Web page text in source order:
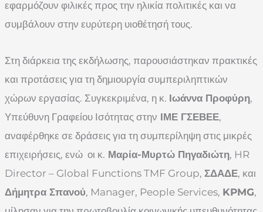
εφαρμόζουν φιλικές προς την ηλικία πολιτικές και να
συμβάλουν στην ευρύτερη υιοθέτησή τους.
Στη διάρκεια της εκδήλωσης, παρουσιάστηκαν πρακτικές
και προτάσεις για τη δημιουργία συμπεριληπτικών
χώρων εργασίας. Συγκεκριμένα, η κ. Ιωάννα Προφύρη,
Υπεύθυνη Γραφείου Ισότητας στην ΙΜΕ ΓΣΕΒΕΕ,
αναφέρθηκε σε δράσεις για τη συμπερίληψη στις μικρές
επιχειρήσεις, ενώ οι κ. Μαρία-Μυρτώ Πηγαδιώτη, HR
Director – Global Functions TMF Group, ΣΔΑΔΕ, και
Δήμητρα Σπανού, Manager, People Services, KPMG,